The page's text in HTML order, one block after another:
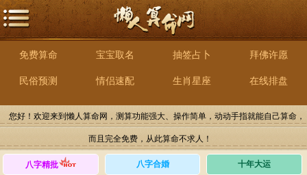
免费算命 宝宝取名 抽签占卜 拜佛许愿
民俗预测 情侣速配 生肖星座 在线排盘
您好！欢迎来到懒人算命网，测算功能强大、操作简单，动动手指就能自己算命，
而且完全免费，从此算命不求人！
八字精批 八字合婚 十年大运